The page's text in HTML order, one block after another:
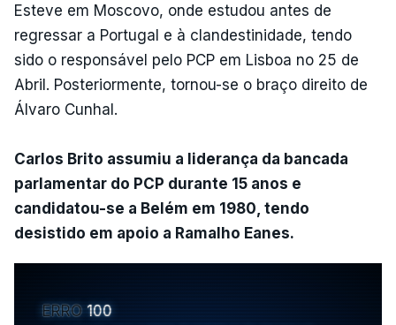
Esteve em Moscovo, onde estudou antes de
regressar a Portugal e à clandestinidade, tendo
sido o responsável pelo PCP em Lisboa no 25 de
Abril. Posteriormente, tornou-se o braço direito de
Álvaro Cunhal.
Carlos Brito assumiu a liderança da bancada
parlamentar do PCP durante 15 anos e
candidatou-se a Belém em 1980, tendo
desistido em apoio a Ramalho Eanes.
ERRO 100